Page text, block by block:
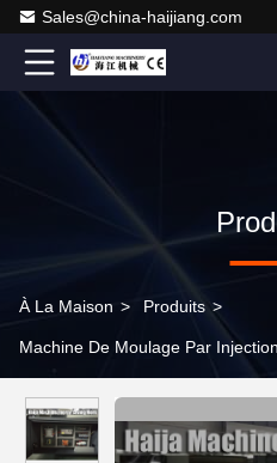
Sales@china-haijiang.com
À La Maison > Produits >
Machine De Moulage Par
grammes de taux d'injection